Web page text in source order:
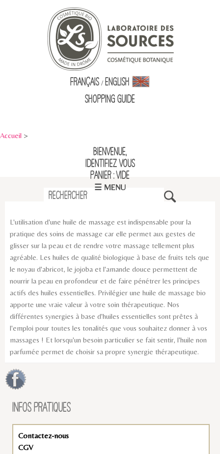
Français / English
Shopping Guide
Accueil >
Bienvenue,
identifiez vous
Panier : vide
☰ MENU
L'utilisation d'une huile de massage est indispensable pour la
pratique des soins de massage car elle permet aux gestes de
glisser sur la peau et de rendre votre massage tellement plus
agréable. Les huiles de qualité biologique à base de fruits tels que
le noyau d'abricot, le jojoba et l'amande douce permettent de
nourrir la peau en profondeur et de faire pénétrer les principes
actifs des huiles essentielles. Privilégier une huile de massage bio
apporte une vraie valeur à votre soin thérapeutique. Nos
différentes synergies à base d'huiles essentielles sont prêtes à
l'emploi pour toutes les tonalités que vous souhaitez donner à vos
massages ! Et lorsqu'un besoin particulier se fait sentir, l'huile non
parfumée permet de choisir sa propre synergie thérapeutique.
INFOS PRATIQUES
Contactez-nous
CGV